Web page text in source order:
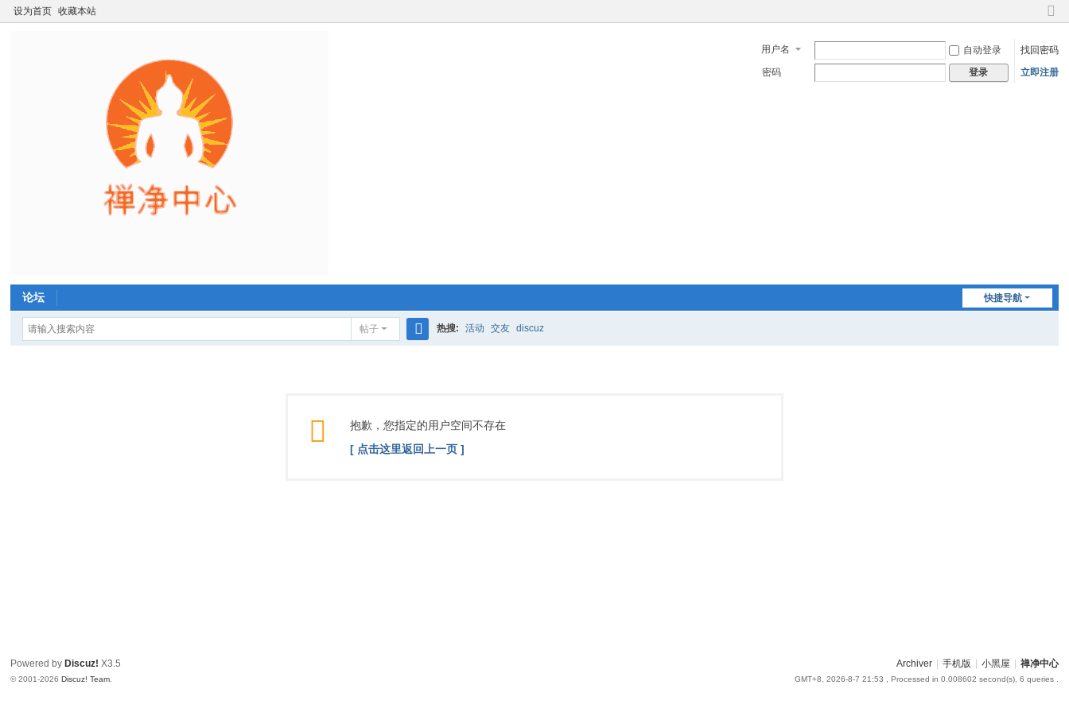
设为首页 收藏本站
切
到
窄
用户名 自动登录
找回密码
密码
登录 立即注册
快捷导航
论坛
帖子 热搜: 活动 交友 discuz
抱歉，您指定的用户空间不存在
[ 点击这里返回上一页 ]
Archiver 手机版 小黑屋 禅净中心
GMT+8, 2026-8-7 21:53 , Processed in 0.008602 second(s), 6 queries .
Powered by Discuz! X3.5
© 2001-2026Discuz! Team.